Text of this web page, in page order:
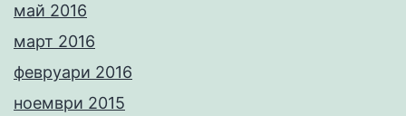
май 2016
март 2016
февруари 2016
ноември 2015